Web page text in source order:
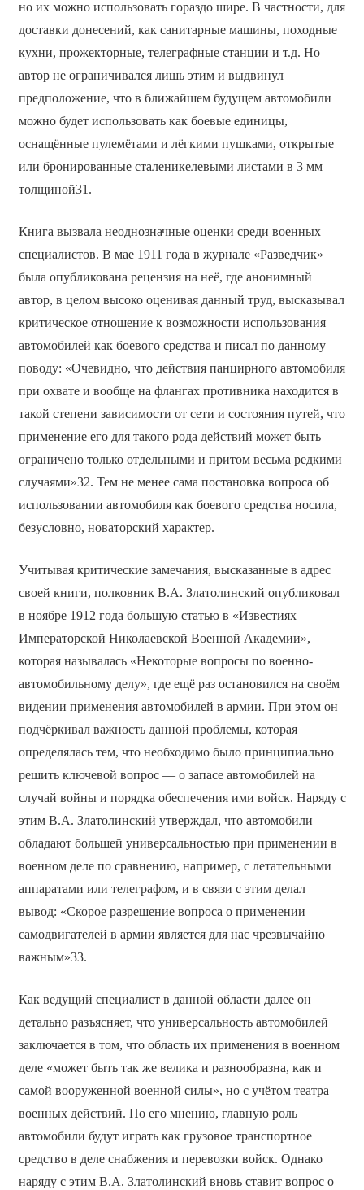
но их можно использовать гораздо шире. В частности, для
доставки донесений, как санитарные машины, походные
кухни, прожекторные, телеграфные станции и т.д. Но
автор не ограничивался лишь этим и выдвинул
предположение, что в ближайшем будущем автомобили
можно будет использовать как боевые единицы,
оснащённые пулемётами и лёгкими пушками, открытые
или бронированные сталеникелевыми листами в 3 мм
толщиной31.
Книга вызвала неоднозначные оценки среди военных
специалистов. В мае 1911 года в журнале «Разведчик»
была опубликована рецензия на неё, где анонимный
автор, в целом высоко оценивая данный труд, высказывал
критическое отношение к возможности использования
автомобилей как боевого средства и писал по данному
поводу: «Очевидно, что действия панцирного автомобиля
при охвате и вообще на флангах противника находится в
такой степени зависимости от сети и состояния путей, что
применение его для такого рода действий может быть
ограничено только отдельными и притом весьма редкими
случаями»32. Тем не менее сама постановка вопроса об
использовании автомобиля как боевого средства носила,
безусловно, новаторский характер.
Учитывая критические замечания, высказанные в адрес
своей книги, полковник В.А. Златолинский опубликовал
в ноябре 1912 года большую статью в «Известиях
Императорской Николаевской Военной Академии»,
которая называлась «Некоторые вопросы по военно-
автомобильному делу», где ещё раз остановился на своём
видении применения автомобилей в армии. При этом он
подчёркивал важность данной проблемы, которая
определялась тем, что необходимо было принципиально
решить ключевой вопрос — о запасе автомобилей на
случай войны и порядка обеспечения ими войск. Наряду с
этим В.А. Златолинский утверждал, что автомобили
обладают большей универсальностью при применении в
военном деле по сравнению, например, с летательными
аппаратами или телеграфом, и в связи с этим делал
вывод: «Скорое разрешение вопроса о применении
самодвигателей в армии является для нас чрезвычайно
важным»33.
Как ведущий специалист в данной области далее он
детально разъясняет, что универсальность автомобилей
заключается в том, что область их применения в военном
деле «может быть так же велика и разнообразна, как и
самой вооруженной военной силы», но с учётом театра
военных действий. По его мнению, главную роль
автомобили будут играть как грузовое транспортное
средство в деле снабжения и перевозки войск. Однако
наряду с этим В.А. Златолинский вновь ставит вопрос о